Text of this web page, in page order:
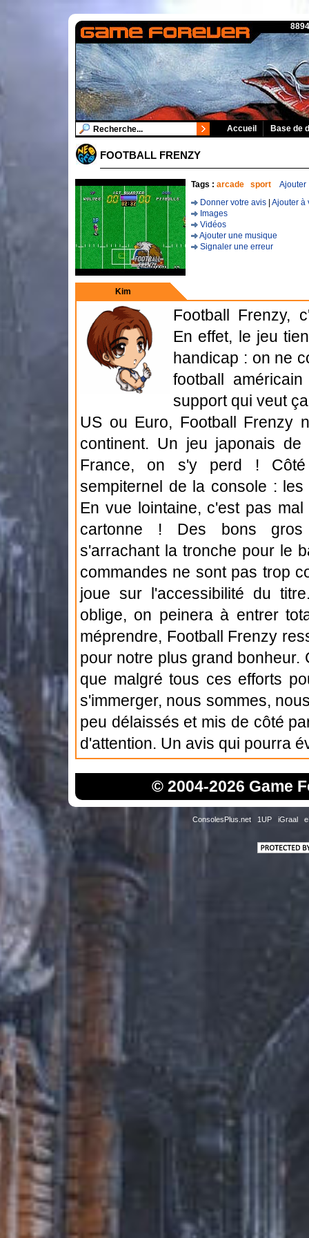
Accueil Base de
FOOTBALL FRENZY
Tags : arcade sport
Ajouter
Donner votre avis Ajouter à
Images
Vidéos
Ajouter une musique
Signaler une erreur
Kim
Football Frenzy,
En effet, le jeu
handicap : on ne
football
support qui veut
US ou Euro, Football Frenzy
continent. Un jeu japonais
France, on s'y perd !
sempiternel de la console :
En vue lointaine, c'est pas
cartonne ! Des bons gros
s'arrachant la tronche pour le
commandes ne sont pas trop
joue sur l'accessibilité du
oblige, on peinera à entrer
méprendre, Football Frenzy
pour notre plus grand bonheur.
que malgré tous ces efforts
s'immerger, nous sommes,
peu délaissés et mis de côté
d'attention. Un avis qui pourra
© 2004-2026 Game
ConsolesPlus.net 1UP iGraal